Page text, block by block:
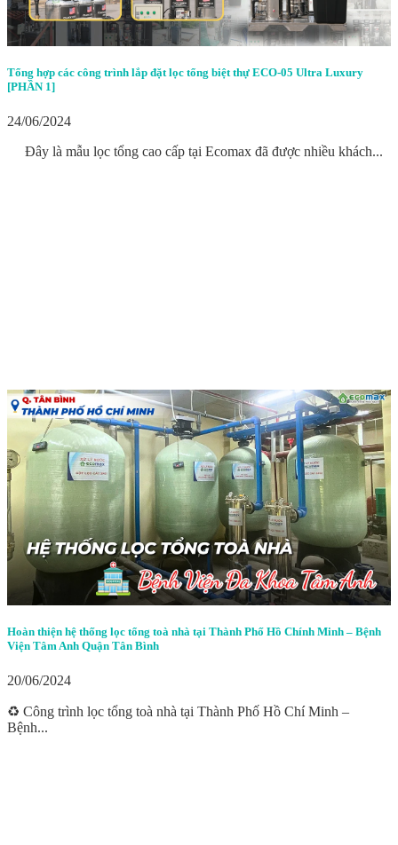
Tổng hợp các công trình lắp đặt lọc tổng biệt thự ECO-05 Ultra Luxury
[PHẦN 1]
24/06/2024
Đây là mẫu lọc tổng cao cấp tại Ecomax đã được nhiều khách...
Hoàn thiện hệ thống lọc tổng toà nhà tại Thành Phố Hồ Chính Minh – Bệnh
Viện Tâm Anh Quận Tân Bình
20/06/2024
♻️ Công trình lọc tổng toà nhà tại Thành Phố Hồ Chí Minh –
Bệnh...